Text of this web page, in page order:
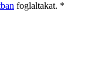
foglaltakat. *